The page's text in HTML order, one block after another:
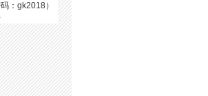
：gk2018）